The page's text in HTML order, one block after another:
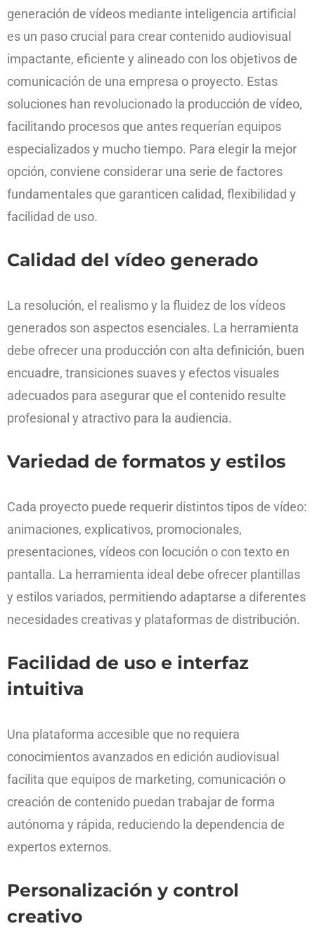
generación de vídeos mediante inteligencia artificial
es un paso crucial para crear contenido audiovisual
impactante, eficiente y alineado con los objetivos de
comunicación de una empresa o proyecto. Estas
soluciones han revolucionado la producción de vídeo,
facilitando procesos que antes requerían equipos
especializados y mucho tiempo. Para elegir la mejor
opción, conviene considerar una serie de factores
fundamentales que garanticen calidad, flexibilidad y
facilidad de uso.
Calidad del vídeo generado
La resolución, el realismo y la fluidez de los vídeos
generados son aspectos esenciales. La herramienta
debe ofrecer una producción con alta definición, buen
encuadre, transiciones suaves y efectos visuales
adecuados para asegurar que el contenido resulte
profesional y atractivo para la audiencia.
Variedad de formatos y estilos
Cada proyecto puede requerir distintos tipos de vídeo:
animaciones, explicativos, promocionales,
presentaciones, vídeos con locución o con texto en
pantalla. La herramienta ideal debe ofrecer plantillas
y estilos variados, permitiendo adaptarse a diferentes
necesidades creativas y plataformas de distribución.
Facilidad de uso e interfaz
intuitiva
Una plataforma accesible que no requiera
conocimientos avanzados en edición audiovisual
facilita que equipos de marketing, comunicación o
creación de contenido puedan trabajar de forma
autónoma y rápida, reduciendo la dependencia de
expertos externos.
Personalización y control
creativo